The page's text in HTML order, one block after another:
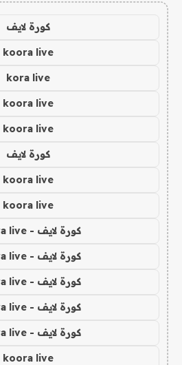
كورة لايف
koora live
kora live
koora live
koora live
كورة لايف
koora live
koora live
كورة لايف - koora live
كورة لايف - koora live
كورة لايف - koora live
كورة لايف - koora live
كورة لايف - koora live
koora live